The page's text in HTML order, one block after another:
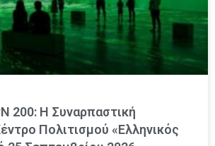
200: Η Συναρπαστική
Πολιτισμού «Ελληνικός